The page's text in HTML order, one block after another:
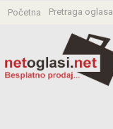
Početna Pretraga oglasa